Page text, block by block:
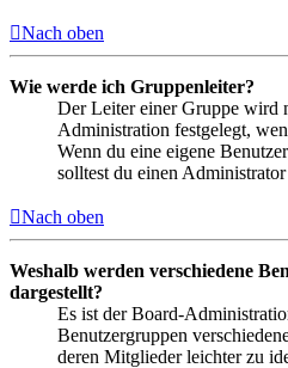
Nach oben
Wie werde ich Gruppenleiter?
Der Leiter einer Gruppe wird
Administration festgelegt,
Wenn du eine eigene
solltest du einen
Nach oben
Weshalb werden verschiedene
dargestellt?
Es ist der Board-
Benutzergruppen
deren Mitglieder leichter zu